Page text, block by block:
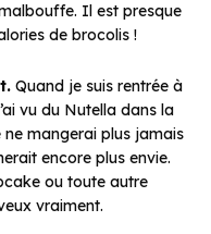
Il est presque
de brocolis !
Quand je suis rentrée à
vu du Nutella dans la
mangerai plus jamais
encore plus envie.
ou toute autre
vraiment.